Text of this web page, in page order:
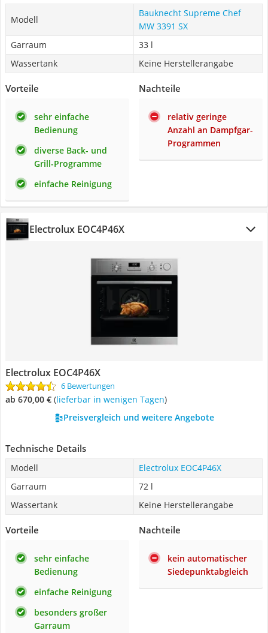
Modell
Bauknecht Supreme Chef
MW 3391 SX
Garraum
33 l
Wassertank
Keine Herstellerangabe
Vorteile
sehr einfache
Bedienung
diverse Back- und
Grill-Programme
einfache Reinigung
Nachteile
relativ geringe
Anzahl an Dampfgar-
Programmen
Electrolux EOC4P46X
Electrolux EOC4P46X
6 Bewertungen
ab 670,00 € ( Lieferbar in wenigen Tagen)
Preisvergleich und weitere Angebote
Technische Details
Modell
Electrolux EOC4P46X
Garraum
72 l
Wassertank
Keine Herstellerangabe
Vorteile
sehr einfache
Bedienung
einfache Reinigung
besonders großer
Garraum
Nachteile
kein automatischer
Siedepunktabgleich